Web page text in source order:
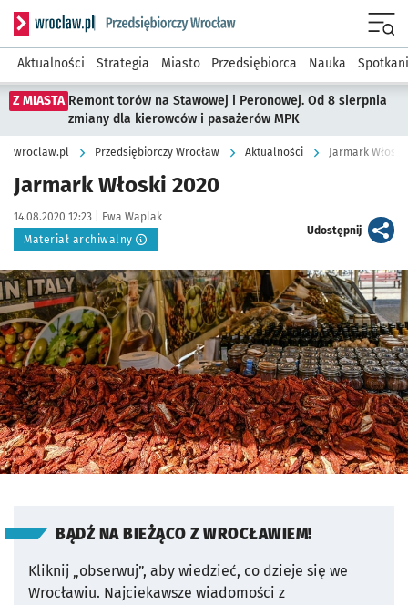
Serwis informacyjny wroclaw.pl podserwis: Strategia
Aktualności Strategia Miasto Przedsiębiorca Nauka
Z MIASTA Remont torów na Stawowej i Peronowej. Od 8 sierpnia
zmiany dla kierowców i pasażerów MPK
wroclaw.pl Przedsiębiorczy Wrocław Aktualności Jarmark Włoski
Jarmark Włoski 2020
Data publikacji:
14.08.2020 12:23 | Autor:
Ewa Waplak
Materiał archiwalny
Udostępnijartykuł
Kliknij, aby powiększyć
BĄDŹ NA BIEŻĄCO Z WROCŁAWIEM!
Kliknij „obserwuj”, aby wiedzieć, co dzieje się we
Wrocławiu. Najciekawsze wiadomości z